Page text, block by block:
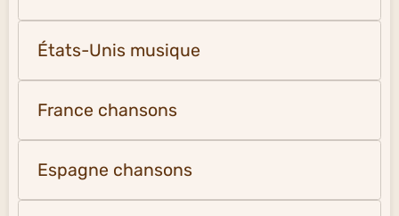
États-Unis musique
France chansons
Espagne chansons